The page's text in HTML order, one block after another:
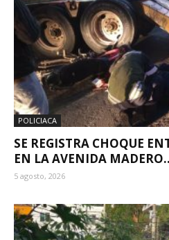
POLICIACA
SE REGISTRA CHOQUE
EN LA AVENIDA
5 agosto, 2026